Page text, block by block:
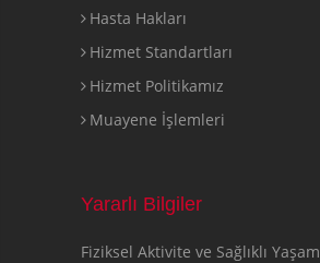
Hasta Hakları
Hizmet Standartları
Hizmet Politikamız
Muayene İşlemleri
Yararlı Bilgiler
Fiziksel Aktivite ve Sağlıklı Yaşam